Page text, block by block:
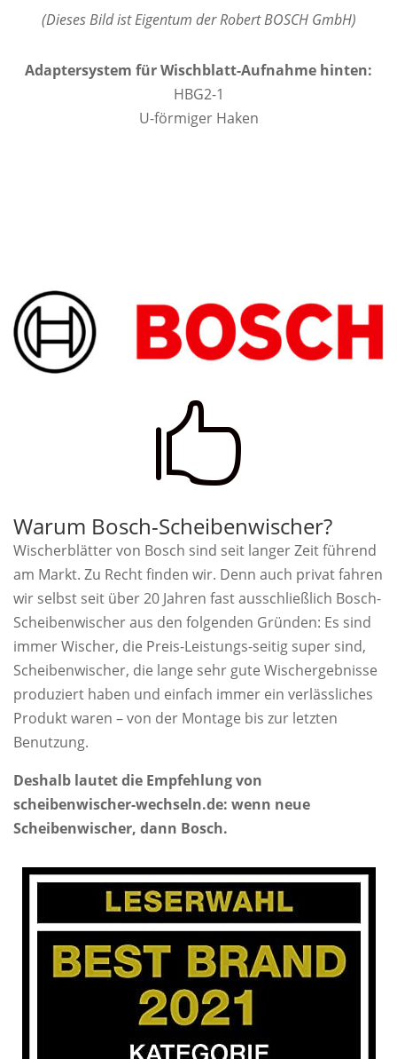
(Dieses Bild ist Eigentum der Robert BOSCH GmbH)
Adaptersystem für Wischblatt-Aufnahme hinten:
HBG2-1
U-förmiger Haken

Warum Bosch-Scheibenwischer?
Wischerblätter von Bosch sind seit langer Zeit führend
am Markt. Zu Recht finden wir. Denn auch privat fahren
wir selbst seit über 20 Jahren fast ausschließlich Bosch-
Scheibenwischer aus den folgenden Gründen: Es sind
immer Wischer, die Preis-Leistungs-seitig super sind,
Scheibenwischer, die lange sehr gute Wischergebnisse
produziert haben und einfach immer ein verlässliches
Produkt waren – von der Montage bis zur letzten
Benutzung.
Deshalb lautet die Empfehlung von
scheibenwischer-wechseln.de: wenn neue
Scheibenwischer, dann Bosch.